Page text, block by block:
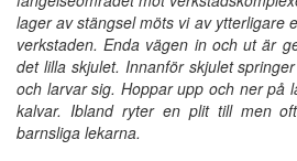
lager av stängsel möts vi av ytterligare
verkstaden. Enda vägen in och ut är
det lilla skjulet. Innanför skjulet
och larvar sig. Hoppar upp och ner på
kalvar. Ibland ryter en plit till men
barnsliga lekarna.